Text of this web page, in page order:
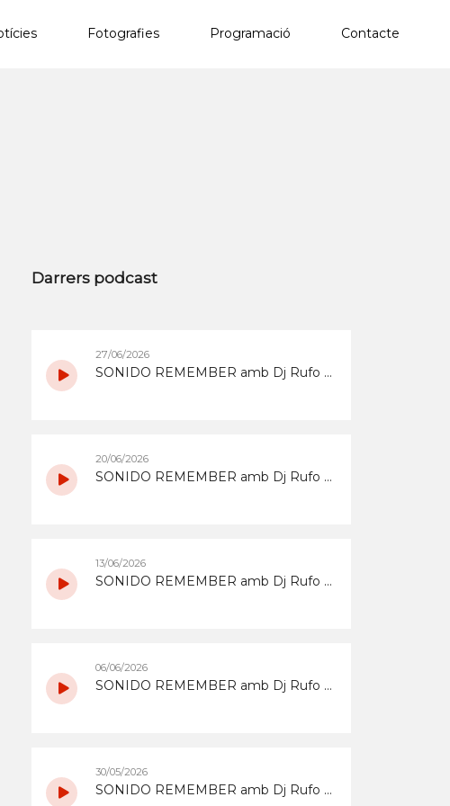
Fotografies Programació Contacte
Darrers podcast
27/06/2026
SONIDO REMEMBER amb Dj Rufo del 27/6/2026
20/06/2026
SONIDO REMEMBER amb Dj Rufo del 20/6/2026
13/06/2026
SONIDO REMEMBER amb Dj Rufo del 13/6/2026
06/06/2026
SONIDO REMEMBER amb Dj Rufo del 6/6/2026
30/05/2026
SONIDO REMEMBER amb Dj Rufo del 30/5/2026